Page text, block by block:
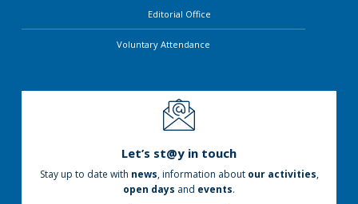
Editorial Office
Voluntary Attendance
Let’s st@y in touch
Stay up to date with news, information about our activities,
open days and events.